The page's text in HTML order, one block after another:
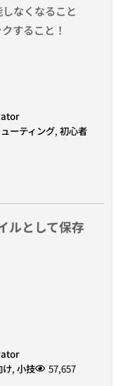
なくなること
すること！
ーティング, 初心者
ルとして保存
け, 小技 57,657